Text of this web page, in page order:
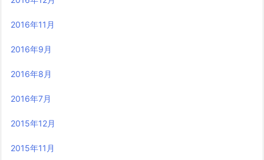
2016年11月
2016年9月
2016年8月
2016年7月
2015年12月
2015年11月